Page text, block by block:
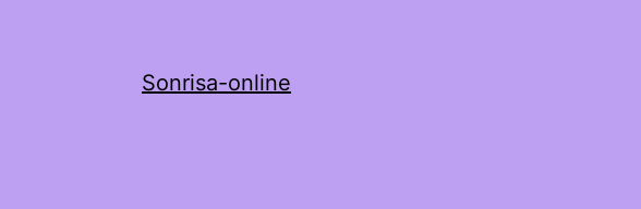
Sonrisa-online